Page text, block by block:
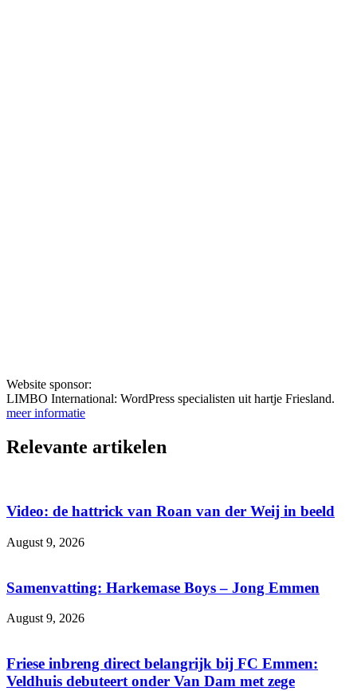
Website sponsor:
LIMBO International: WordPress specialisten uit hartje Friesland.
meer informatie
Relevante artikelen
Video: de hattrick van Roan van der Weij in beeld
August 9, 2026
Samenvatting: Harkemase Boys – Jong Emmen
August 9, 2026
Friese inbreng direct belangrijk bij FC Emmen:
Veldhuis debuteert onder Van Dam met zege